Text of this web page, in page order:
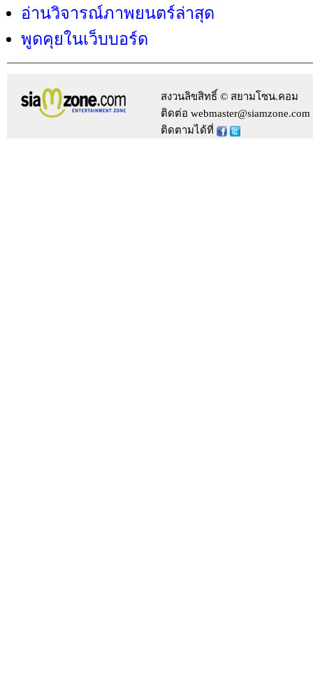
อ่านวิจารณ์ภาพยนตร์ล่าสุด
พูดคุยในเว็บบอร์ด
สงวนลิขสิทธิ์ © สยามโซน.คอม
ติดต่อ webmaster@siamzone.com
ติดตามได้ที่